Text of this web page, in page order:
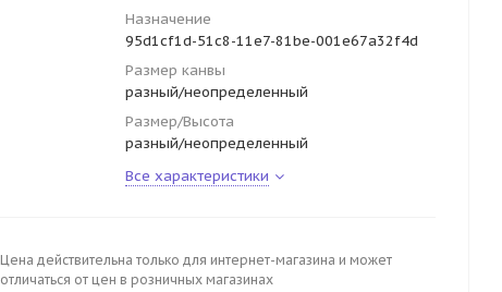
Назначение
95d1cf1d-51c8-11e7-81be-001e67a32f4d
Размер канвы
разный/неопределенный
Размер/Высота
разный/неопределенный
Все характеристики
Цена действительна только для интернет-магазина и может
отличаться от цен в розничных магазинах